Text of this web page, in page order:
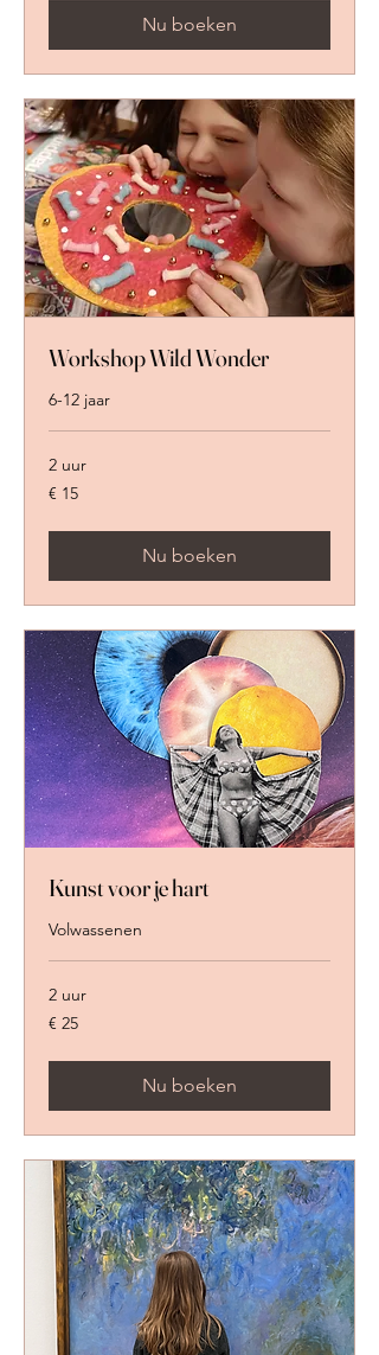
Nu boeken
Workshop Wild Wonder
6-12 jaar
2 uur
15
euro
€ 15
Nu boeken
Kunst voor je hart
Volwassenen
2 uur
25
euro
€ 25
Nu boeken